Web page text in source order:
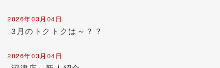
2026年03月04日
3月のトクトクは～？？
2026年03月04日